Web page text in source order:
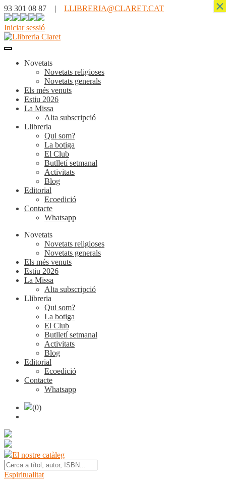
93 301 08 87 | LLIBRERIA@CLARET.CAT
Iniciar sessió
Novetats
Novetats religioses
Novetats generals
Els més venuts
Estiu 2026
La Missa
Alta subscripció
Llibreria
Qui som?
La botiga
El Club
Butlletí setmanal
Activitats
Blog
Editorial
Ecoedició
Contacte
Whatsapp
Novetats
Novetats religioses
Novetats generals
Els més venuts
Estiu 2026
La Missa
Alta subscripció
Llibreria
Qui som?
La botiga
El Club
Butlletí setmanal
Activitats
Blog
Editorial
Ecoedició
Contacte
Whatsapp
(0)
El nostre catàleg
Espiritualitat
×